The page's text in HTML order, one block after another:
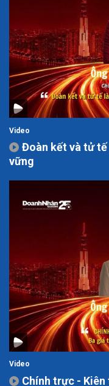
Video
Đoàn kết và tử tế
vững
Video
Chính trực -